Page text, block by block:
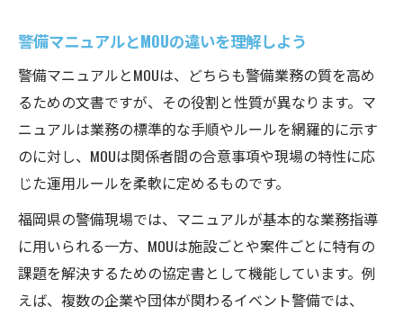
警備マニュアルとMOUの違いを理解しよう
警備マニュアルとMOUは、どちらも警備業務の質を高め
るための文書ですが、その役割と性質が異なります。マ
ニュアルは業務の標準的な手順やルールを網羅的に示す
のに対し、MOUは関係者間の合意事項や現場の特性に応
じた運用ルールを柔軟に定めるものです。
福岡県の警備現場では、マニュアルが基本的な業務指導
に用いられる一方、MOUは施設ごとや案件ごとに特有の
課題を解決するための協定書として機能しています。例
えば、複数の企業や団体が関わるイベント警備では、